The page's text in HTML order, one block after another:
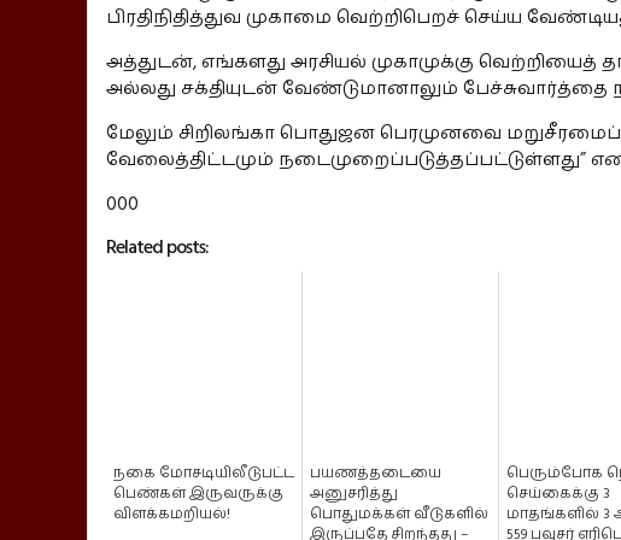
பிரதிநிதித்துவ முகாமை வெற்றிபெறச் செய்ய
அத்துடன், எங்களது அரசியல் முகாமுக்கு வெற்றியைத்
அல்லது சக்தியுடன் வேண்டுமானாலும் பேச்சுவார்த்தை
மேலும் சிறிலங்கா பொதுஜன பெரமுனவை
வேலைத்திட்டமும் நடைமுறைப்படுத்தப்பட்டுள்ளது” என
000
Related posts:
நகை மோசடியிலீடுபட்ட
பெண்கள் இருவருக்கு
விளக்கமறியல்!
பயணத்தடையை
அனுசரித்து
பொதுமக்கள் வீடுகளில்
இருப்பதே சிறந்தது –
பெரும்போக
செய்கைக்கு 3
மாதங்களில் 3
559 பவுசர்